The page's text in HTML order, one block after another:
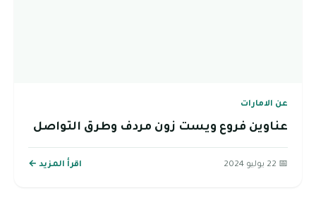
عن الامارات
عناوين فروع ويست زون مردف وطرق التواصل
📅 22 يوليو 2024 اقرأ المزيد ←